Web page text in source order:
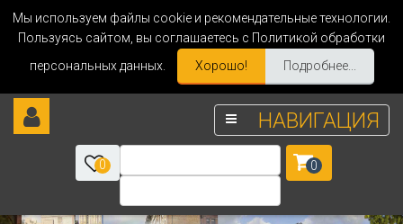
Мы используем файлы cookie и рекомендательные технологии.
Пользуясь сайтом, вы соглашаетесь с Политикой обработки
персональных данных.
Хорошо! Подробнее...
НАВИГАЦИЯ
0 0